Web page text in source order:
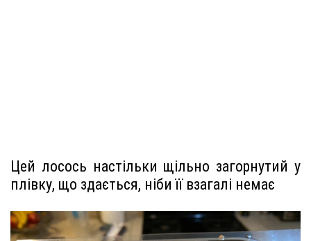
Цей лосось настільки щільно загорнутий у
плівку, що здається, ніби її взагалі немає